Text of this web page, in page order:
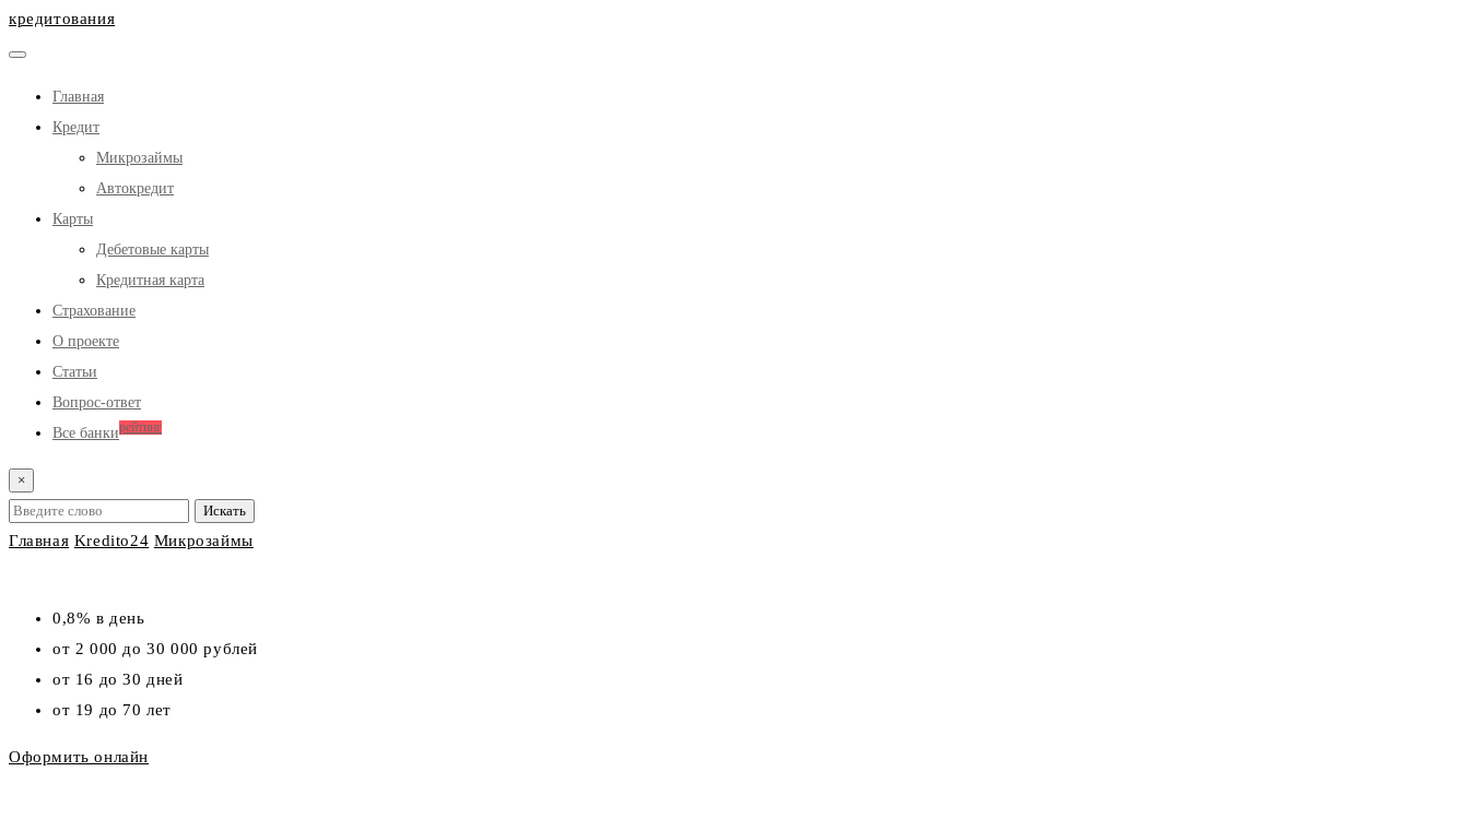
Главная
Кредит
Микрозаймы
Автокредит
Карты
Дебетовые карты
Кредитная карта
Страхование
О проекте
Статьи
Вопрос-ответ
Все банкирейтинг
×
Главная Kredito24 Микрозаймы
0,8% в день
от 2 000 до 30 000 рублей
от 16 до 30 дней
от 19 до 70 лет
Оформить онлайн